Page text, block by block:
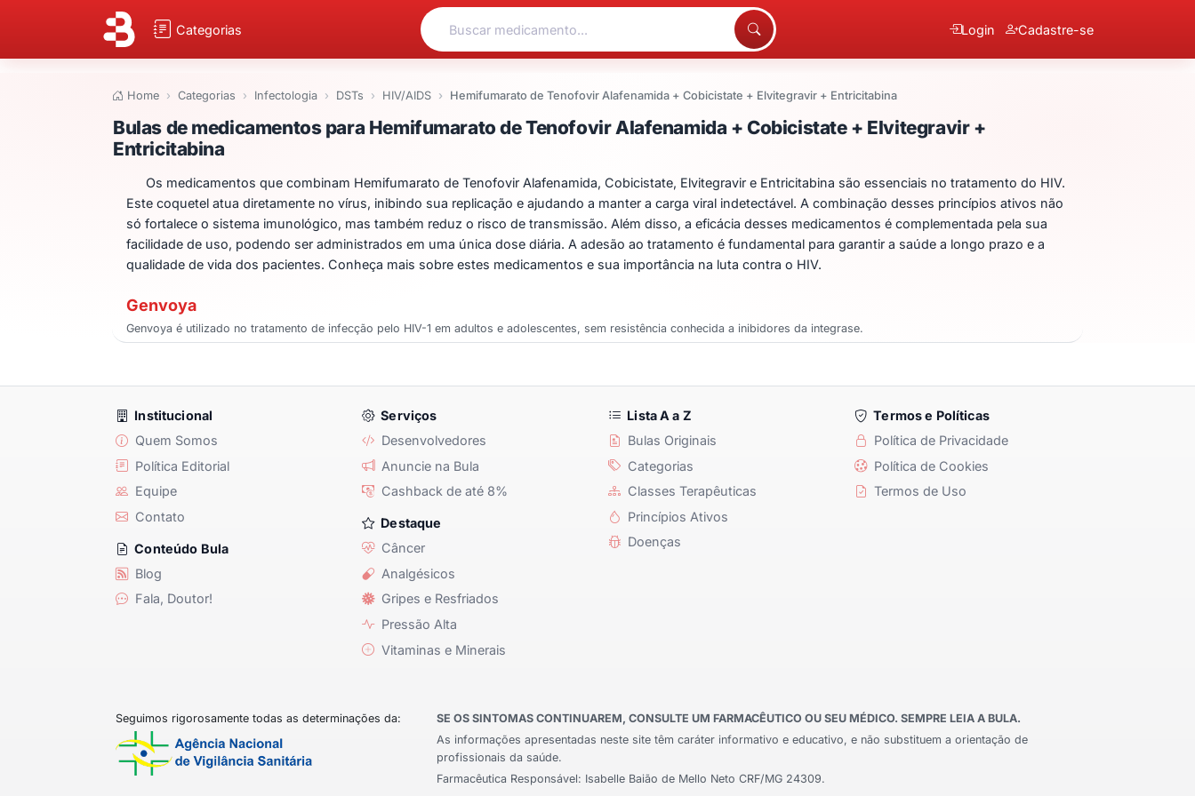
Categorias Login Cadastre-se
Home Categorias Infectologia DSTs HIV/AIDS Hemifumarato de Tenofovir Alafenamida + Cobicistate + Elvitegravir + Entricitabina
Bulas de medicamentos para Hemifumarato de Tenofovir
Bulas de medicamentos para Hemifumarato de Tenofovir Alafenamida + Cobicistate + Elvitegravir +
Entricitabina
Os medicamentos que combinam Hemifumarato de Tenofovir Alafenamida, Cobicistate, Elvitegravir e Entricitabina são essenciais no tratamento do HIV.
Este coquetel atua diretamente no vírus, inibindo sua replicação e ajudando a manter a carga viral indetectável. A combinação desses princípios ativos não
só fortalece o sistema imunológico, mas também reduz o risco de transmissão. Além disso, a eficácia desses medicamentos é complementada pela sua
facilidade de uso, podendo ser administrados em uma única dose diária. A adesão ao tratamento é fundamental para garantir a saúde a longo prazo e a
qualidade de vida dos pacientes. Conheça mais sobre estes medicamentos e sua importância na luta contra o HIV.
Genvoya
Genvoya é utilizado no tratamento de infecção pelo HIV-1 em adultos e adolescentes, sem resistência conhecida a inibidores da integrase.
Institucional
Quem Somos
Política Editorial
Equipe
Contato
Conteúdo Bula
Blog
Fala, Doutor!
Serviços
Desenvolvedores
Anuncie na Bula
Cashback de até 8%
Destaque
Câncer
Analgésicos
Gripes e Resfriados
Pressão Alta
Vitaminas e Minerais
Lista A a Z
Bulas Originais
Categorias
Classes Terapêuticas
Princípios Ativos
Doenças
Termos e Políticas
Política de Privacidade
Política de Cookies
Termos de Uso
Seguimos rigorosamente todas as determinações da:
SE OS SINTOMAS CONTINUAREM, CONSULTE UM FARMACÊUTICO OU SEU MÉDICO. SEMPRE LEIA A BULA.
As informações apresentadas neste site têm caráter informativo e educativo, e não substituem a orientação de
profissionais da saúde.
Farmacêutica Responsável: Isabelle Baião de Mello Neto CRF/MG 24309.